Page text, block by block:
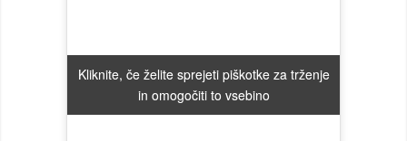
Kliknite, če želite sprejeti piškotke za trženje
in omogočiti to vsebino
Kliknite, če želite sprejeti piškotke za trženje
in omogočiti to vsebino